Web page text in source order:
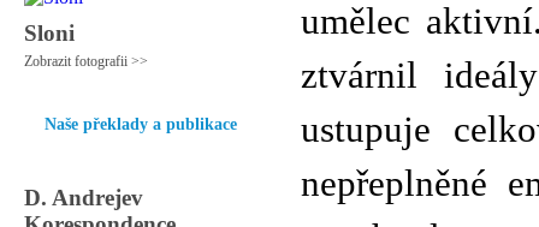
Sloni
Zobrazit fotografii >>
Naše překlady a publikace
D. Andrejev
umělec
ztvárnil
ustupuje
nepřeplněné